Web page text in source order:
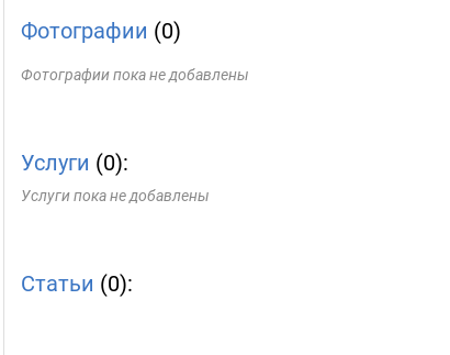
Фотографии (0)
Фотографии пока не добавлены
Услуги (0):
Услуги пока не добавлены
Статьи (0):